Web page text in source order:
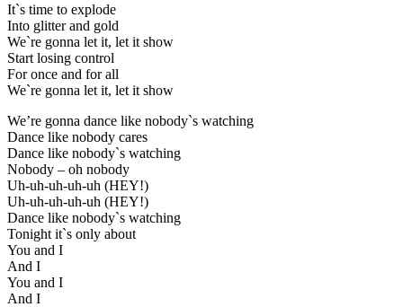
It`s time to explode
Into glitter and gold
We`re gonna let it, let it show
Start losing control
For once and for all
We`re gonna let it, let it show
We’re gonna dance like nobody`s watching
Dance like nobody cares
Dance like nobody`s watching
Nobody – oh nobody
Uh-uh-uh-uh-uh (HEY!)
Uh-uh-uh-uh-uh (HEY!)
Dance like nobody`s watching
Tonight it`s only about
You and I
And I
You and I
And I